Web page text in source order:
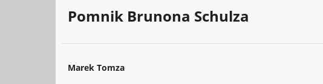
Pomnik Brunona Schulza
Marek Tomza